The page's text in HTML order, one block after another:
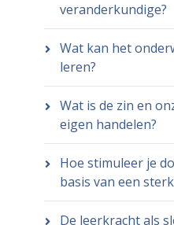
veranderkundige?
Wat kan het
leren?
Wat is de zin en
eigen handelen?
Hoe stimuleer je
basis van een
De leerkracht als